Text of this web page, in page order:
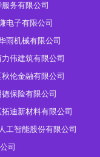
务有限公司
电子有限公司
雨机械有限公司
力伟建筑有限公司
伦金融有限公司
保险有限公司
迪新材料有限公司
工智能股份有限公司
司